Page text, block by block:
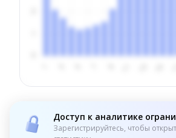
Доступ к аналитике
Зарегистрируйтесь, чтобы